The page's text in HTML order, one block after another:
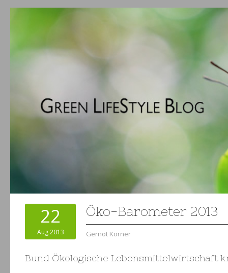
22
Aug 2013
Öko-Barometer 2013
Gernot Körner
Bund Ökologische Lebensmittelwirtschaft